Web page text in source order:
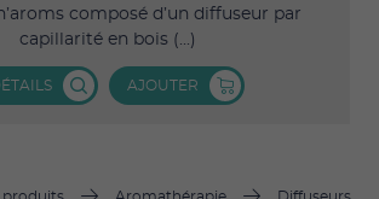
composé d’un diffuseur par
capillarité en bois (...)
AJOUTER